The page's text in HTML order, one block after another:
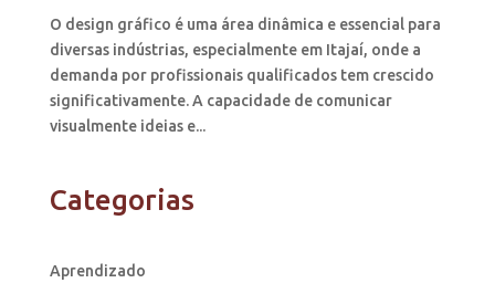
O design gráfico é uma área dinâmica e essencial para
diversas indústrias, especialmente em Itajaí, onde a
demanda por profissionais qualificados tem crescido
significativamente. A capacidade de comunicar
visualmente ideias e...
Categorias
Aprendizado